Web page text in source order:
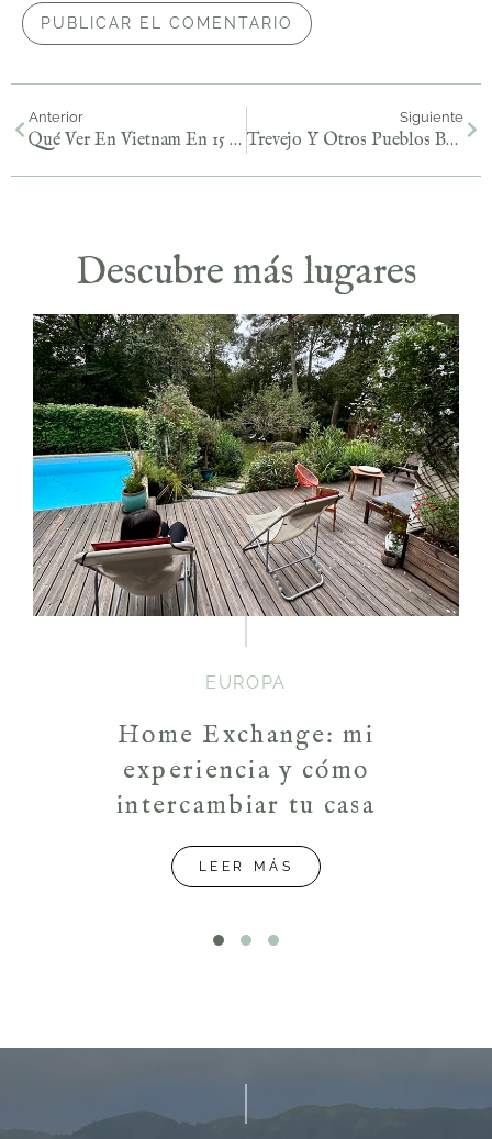
Anterior
Qué Ver En Vietnam En 15 Días: Itinerario Con Mapa
Siguiente
Trevejo Y Otros Pueblos Bonitos Que Ver En Sierra De Gata
Descubre más lugares
EUROPA
Home Exchange: mi
experiencia y cómo
intercambiar tu casa
LEER MÁS